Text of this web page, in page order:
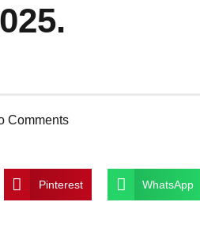
Comments
Pinterest WhatsApp